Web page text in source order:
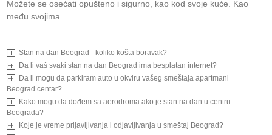
Možete se osećati opušteno i sigurno, kao kod svoje kuće. Kao
među svojima.
Stan na dan Beograd - koliko košta boravak?
Da li vaš svaki stan na dan Beograd ima besplatan internet?
Da li mogu da parkiram auto u okviru vašeg smeštaja apartmani
Beograd centar?
Kako mogu da dođem sa aerodroma ako je stan na dan u centru
Beograda?
Koje je vreme prijavljivanja i odjavljivanja u smeštaj Beograd?